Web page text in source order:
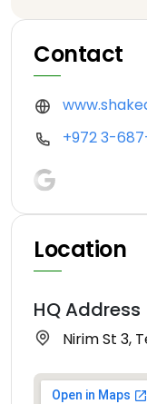
Contact
+972 3-
Location
HQ Address
Nirim St 3,